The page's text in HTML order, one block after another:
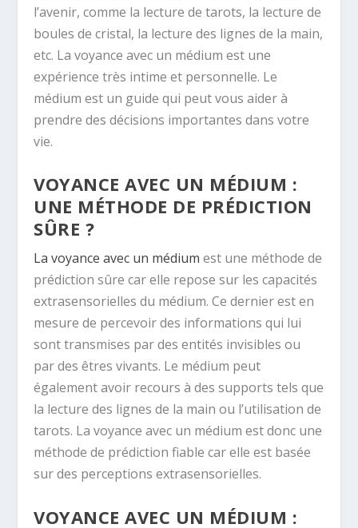
l’avenir, comme la lecture de tarots, la lecture de
boules de cristal, la lecture des lignes de la main,
etc. La voyance avec un médium est une
expérience très intime et personnelle. Le
médium est un guide qui peut vous aider à
prendre des décisions importantes dans votre
vie.
VOYANCE AVEC UN MÉDIUM :
UNE MÉTHODE DE PRÉDICTION
SÛRE ?
La voyance avec un médium est une méthode de
prédiction sûre car elle repose sur les capacités
extrasensorielles du médium. Ce dernier est en
mesure de percevoir des informations qui lui
sont transmises par des entités invisibles ou
par des êtres vivants. Le médium peut
également avoir recours à des supports tels que
la lecture des lignes de la main ou l’utilisation de
tarots. La voyance avec un médium est donc une
méthode de prédiction fiable car elle est basée
sur des perceptions extrasensorielles.
VOYANCE AVEC UN MÉDIUM :